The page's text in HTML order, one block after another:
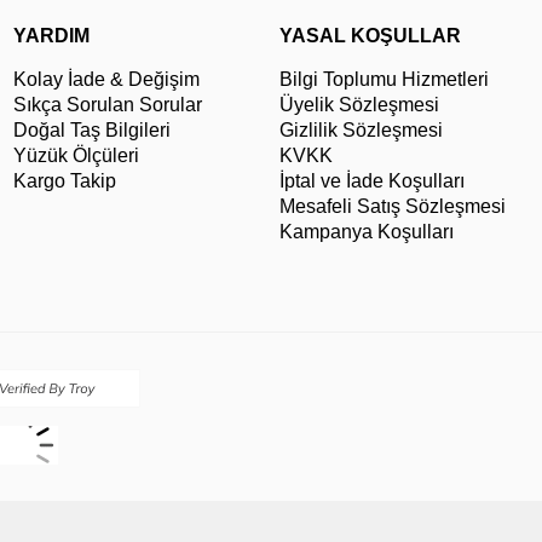
YARDIM
Kolay İade & Değişim
Sıkça Sorulan Sorular
Doğal Taş Bilgileri
Yüzük Ölçüleri
Kargo Takip
YASAL KOŞULLAR
Bilgi Toplumu Hizmetleri
Üyelik Sözleşmesi
Gizlilik Sözleşmesi
KVKK
İptal ve İade Koşulları
Mesafeli Satış Sözleşmesi
Kampanya Koşulları